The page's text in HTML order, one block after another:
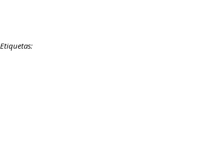
Etiquetas: